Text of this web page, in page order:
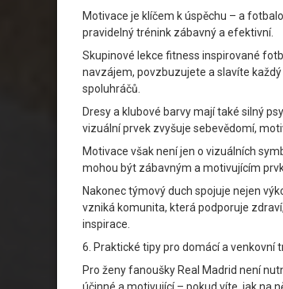
Motivace je klíčem k úspěchu – a
pravidelný trénink zábavný a efektivní.
Skupinové lekce fitness inspirované
navzájem, povzbuzujete a slavíte
spoluhráčů.
Dresy a klubové barvy mají také silný
vizuální prvek zvyšuje sebevědomí,
Motivace však není jen o vizuálních
mohou být zábavným a motivujícím
Nakonec týmový duch spojuje nejen
vzniká komunita, která podporuje
inspirace.
6. Praktické tipy pro domácí a venkovní
Pro ženy fanoušky Real Madrid není